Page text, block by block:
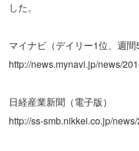
した。
マイナビ（デイリー1位、週間5
http://news.mynavi.jp/news/
日経産業新聞（電子版）
http://ss-smb.nikkei.co.jp/